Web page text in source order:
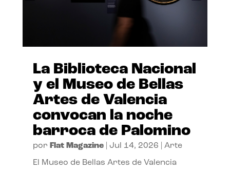
La Biblioteca Nacional
y el Museo de Bellas
Artes de Valencia
convocan la noche
barroca de Palomino
por Flat Magazine| Jul 14, 2026 Arte
El Museo de Bellas Artes de Valencia